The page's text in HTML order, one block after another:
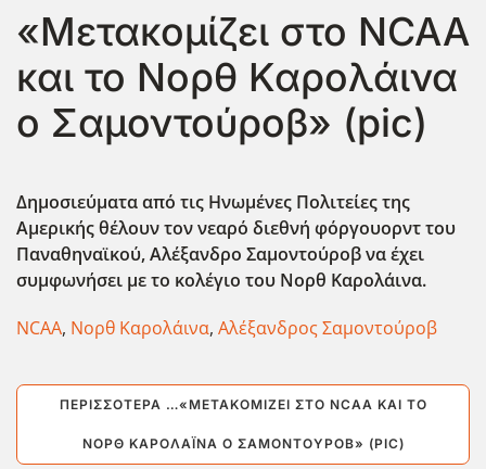
«Μετακομίζει στο NCAA
και το Νορθ Καρολάινα
ο Σαμοντούροβ» (pic)
Δημοσιεύματα από τις Ηνωμένες Πολιτείες της
Αμερικής θέλουν τον νεαρό διεθνή φόργουορντ του
Παναθηναϊκού, Αλέξανδρο Σαμοντούροβ να έχει
συμφωνήσει με το κολέγιο του Νορθ Καρολάινα.
NCAA, Νορθ Καρολάινα, Αλέξανδρος Σαμοντούροβ
ΠΕΡΙΣΣΌΤΕΡΑ …«ΜΕΤΑΚΟΜΊΖΕΙ ΣΤΟ NCAA ΚΑΙ ΤΟ
ΝΟΡΘ ΚΑΡΟΛΆΙΝΑ Ο ΣΑΜΟΝΤΟΎΡΟΒ» (PIC)